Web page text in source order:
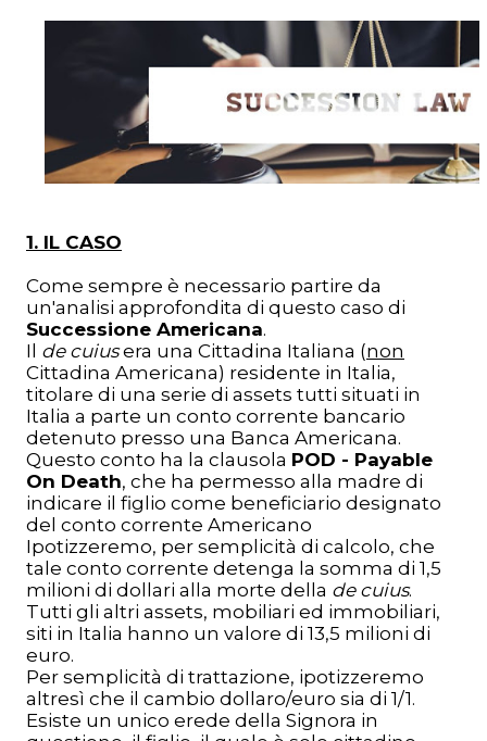
1. IL CASO
Come sempre è necessario partire da
un'analisi approfondita di questo caso di
Successione Americana.
Il de cuiusera una Cittadina Italiana (non
Cittadina Americana) residente in Italia,
titolare di una serie di assets tutti situati in
Italia a parte un conto corrente bancario
detenuto presso una Banca Americana.
Questo conto ha la clausola POD - Payable
On Death, che ha permesso alla madre di
indicare il figlio come beneficiario designato
del conto corrente Americano
Ipotizzeremo, per semplicità di calcolo, che
tale conto corrente detenga la somma di 1,5
milioni di dollari alla morte della de cuius.
Tutti gli altri assets, mobiliari ed immobiliari,
siti in Italia hanno un valore di 13,5 milioni di
euro.
Per semplicità di trattazione, ipotizzeremo
altresì che il cambio dollaro/euro sia di 1/1.
Esiste un unico erede della Signora in